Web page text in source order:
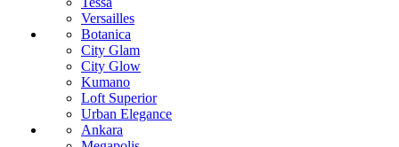
Versailles
Botanica
City Glam
City Glow
Kumano
Loft Superior
Urban Elegance
Ankara